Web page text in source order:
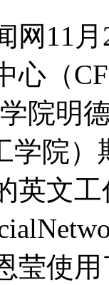
网11
心（
院明
学院）
英文工
莹使